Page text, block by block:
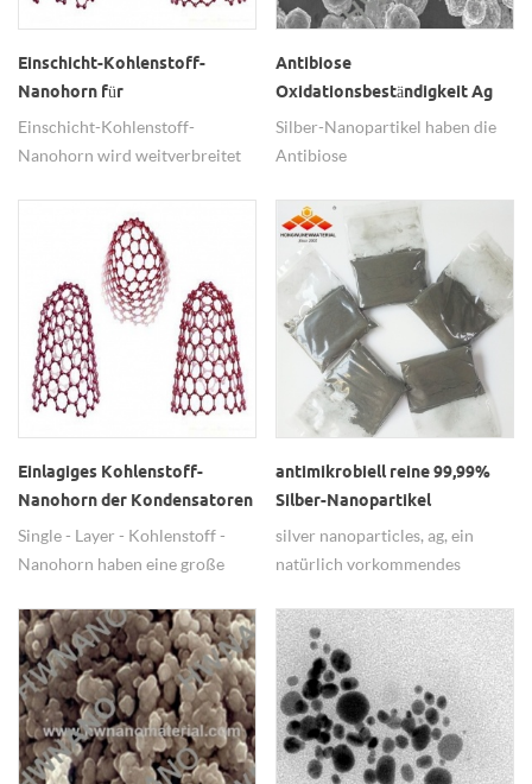
Einschicht-Kohlenstoff-
Nanohorn für
Katalysatorträger, Einschicht-
Kohlenstoff-Nanohorn Preis
Einschicht-Kohlenstoff-
Nanohorn wird weitverbreitet
Arzneimittelträger verwendet.
Antibiose
Oxidationsbeständigkeit Ag
Silber-Nanopartikel
Silber-Nanopartikel haben die
Antibiose
gute elektrische Leitfähigkeit,
hohe Plastizitätseigenschaften.
Einlagiges Kohlenstoff-
Nanohorn der Kondensatoren
Single - Layer - Kohlenstoff -
Nanohorn haben eine große
große Kapazität, vor allem in
Kondensatoren und als eine
sichere Drogenträger, etc.
antimikrobiell reine 99,99%
Silber-Nanopartikel
silver nanoparticles, ag, ein
natürlich vorkommendes
hypoallergen, reichert sich im
Körper nicht an, um Schaden
anzurichten.